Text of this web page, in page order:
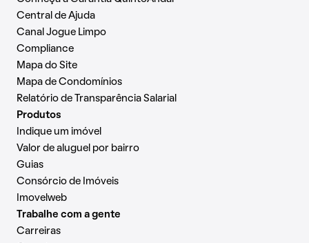
Central de Ajuda
Canal Jogue Limpo
Compliance
Mapa do Site
Mapa de Condomínios
Relatório de Transparência Salarial
Produtos
Indique um imóvel
Valor de aluguel por bairro
Guias
Consórcio de Imóveis
Imovelweb
Trabalhe com a gente
Carreiras